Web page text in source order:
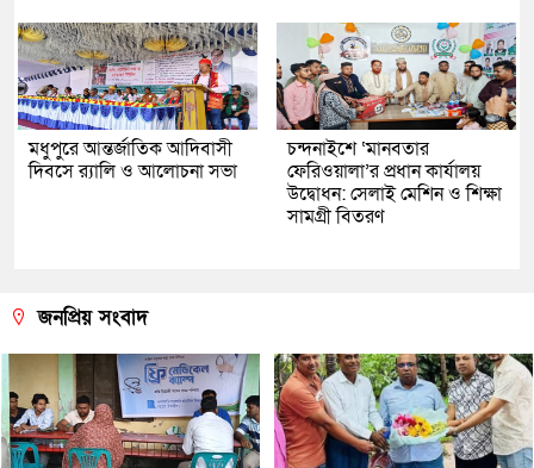
মধুপুরে আন্তর্জাতিক আদিবাসী
দিবসে র‍্যালি ও আলোচনা সভা
চন্দনাইশে ‘মানবতার
ফেরিওয়ালা’র প্রধান কার্যালয়
উদ্বোধন: সেলাই মেশিন ও শিক্ষা
সামগ্রী বিতরণ
জনপ্রিয় সংবাদ